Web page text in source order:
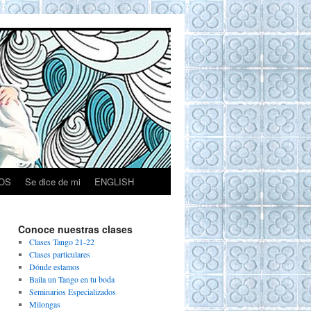
Se dice de mi ENGLISH
Conoce nuestras clases
Clases Tango 21-22
Clases particulares
Dónde estamos
Baila un Tango en tu boda
Seminarios Especializados
Milongas